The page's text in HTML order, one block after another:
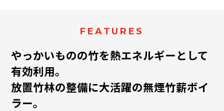
FEATURES
やっかいものの竹を熱エネルギーとして
有効利用。
放置竹林の整備に大活躍の無煙竹薪ボイ
ラー。